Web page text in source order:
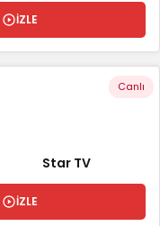
İZLE
Canlı
Star TV
İZLE